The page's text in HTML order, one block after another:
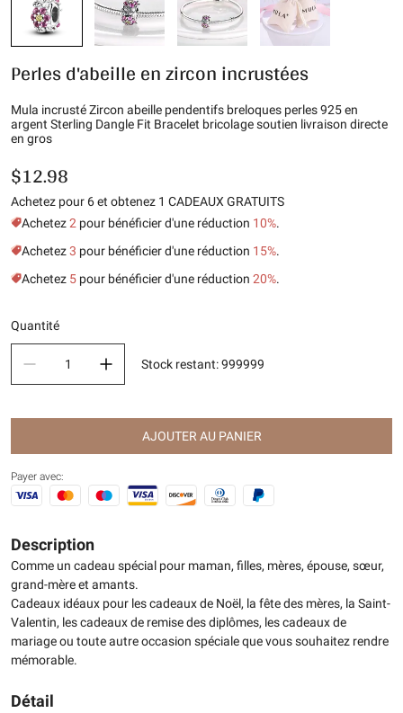
Perles d'abeille en zircon incrustées
Mula incrusté Zircon abeille pendentifs breloques perles 925 en
argent Sterling Dangle Fit Bracelet bricolage soutien livraison directe
en gros
$12.98
Achetez pour 6 et obtenez 1 CADEAUX GRATUITS
Achetez2 pour bénéficier d'une réduction 10%.
Achetez3 pour bénéficier d'une réduction 15%.
Achetez 5 pour bénéficier d'une réduction 20%.
Quantité
Stock restant:999999
AJOUTER AU PANIER
Payer avec:
Description
Comme un cadeau spécial pour maman, filles, mères, épouse, sœur,
grand-mère et amants.
Cadeaux idéaux pour les cadeaux de Noël, la fête des mères, la Saint-
Valentin, les cadeaux de remise des diplômes, les cadeaux de
mariage ou toute autre occasion spéciale que vous souhaitez rendre
mémorable.
Détail